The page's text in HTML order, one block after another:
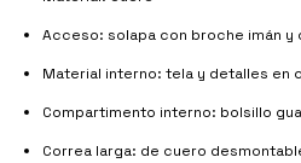
Acceso: solapa con broche imán y
Material interno: tela y detalles en
Compartimento interno: bolsillo
Correa larga: de cuero